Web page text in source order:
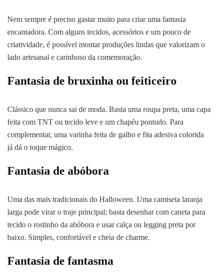
Nem sempre é preciso gastar muito para criar uma fantasia
encantadora. Com alguns tecidos, acessórios e um pouco de
criatividade, é possível montar produções lindas que valorizam o
lado artesanal e carinhoso da comemoração.
Fantasia de bruxinha ou feiticeiro
Clássico que nunca sai de moda. Basta uma roupa preta, uma capa
feita com TNT ou tecido leve e um chapéu pontudo. Para
complementar, uma varinha feita de galho e fita adesiva colorida
já dá o toque mágico.
Fantasia de abóbora
Uma das mais tradicionais do Halloween. Uma camiseta laranja
larga pode virar o traje principal; basta desenhar com caneta para
tecido o rostinho da abóbora e usar calça ou legging preta por
baixo. Simples, confortável e cheia de charme.
Fantasia de fantasma